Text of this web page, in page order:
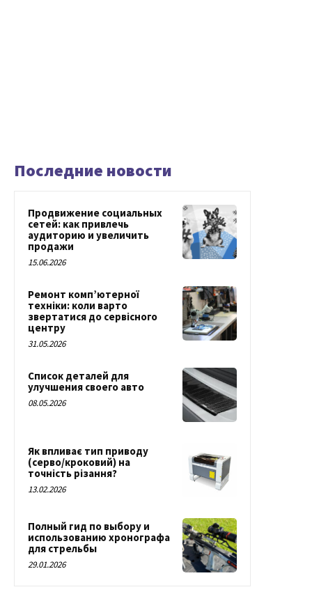
Последние новости
Продвижение социальных
сетей: как привлечь
аудиторию и увеличить
продажи
15.06.2026
Ремонт комп’ютерної
техніки: коли варто
звертатися до сервісного
центру
31.05.2026
Список деталей для
улучшения своего авто
08.05.2026
Як впливає тип приводу
(серво/кроковий) на
точність різання?
13.02.2026
Полный гид по выбору и
использованию хронографа
для стрельбы
29.01.2026